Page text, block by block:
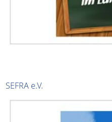
SEFRA e.V.